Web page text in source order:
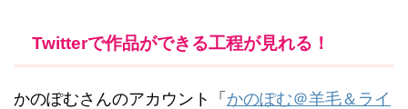
Twitterで作品ができる工程が見れる！
かのぽむさんのアカウント「 かのぽむ＠羊毛＆ライ